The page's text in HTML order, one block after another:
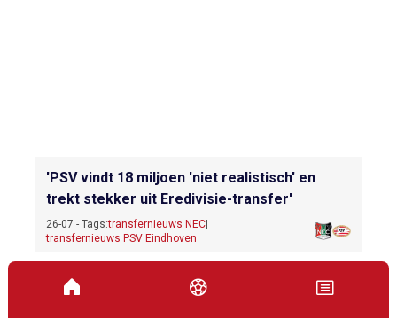
'PSV vindt 18 miljoen 'niet realistisch' en
trekt stekker uit Eredivisie-transfer'
26-07 - Tags:transfernieuws NEC
transfernieuws PSV Eindhoven
City en kiest voor transfer naar België'